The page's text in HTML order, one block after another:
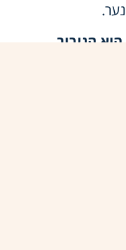
הגיבור